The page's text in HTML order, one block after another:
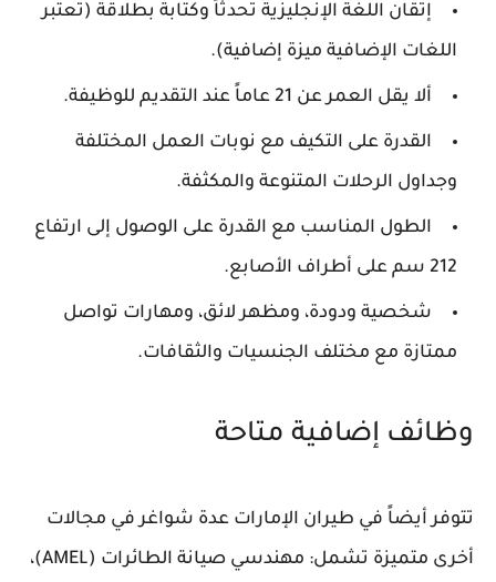
إتقان اللغة الإنجليزية تحدثاً وكتابة بطلاقة (تعتبر
اللغات الإضافية ميزة إضافية).
ألا يقل العمر عن 21 عاماً عند التقديم للوظيفة.
القدرة على التكيف مع نوبات العمل المختلفة
وجداول الرحلات المتنوعة والمكثفة.
الطول المناسب مع القدرة على الوصول إلى ارتفاع
212 سم على أطراف الأصابع.
شخصية ودودة، ومظهر لائق، ومهارات تواصل
ممتازة مع مختلف الجنسيات والثقافات.
وظائف إضافية متاحة
تتوفر أيضاً في طيران الإمارات عدة شواغر في مجالات
أخرى متميزة تشمل: مهندسي صيانة الطائرات (AMEL)،